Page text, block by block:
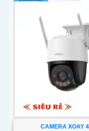
CAMERA XOAY